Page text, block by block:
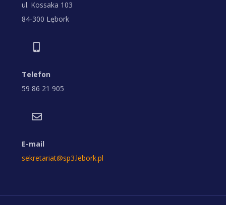
ul. Kossaka 103
84-300 Lębork
Telefon
59 86 21 905
E-mail
sekretariat@sp3.lebork.pl